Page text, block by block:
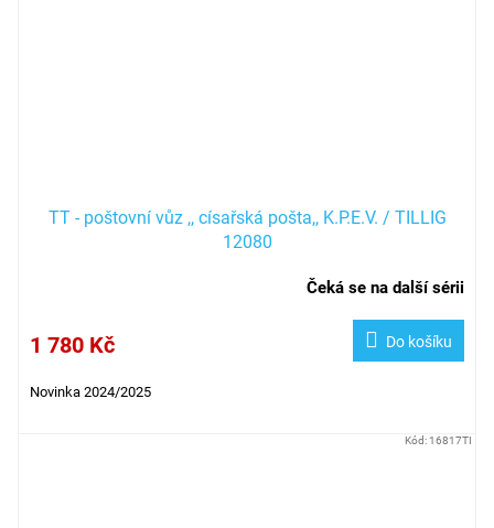
TT - poštovní vůz ,, císařská pošta,, K.P.E.V. / TILLIG
12080
Čeká se na další sérii
1 780 Kč Do košíku
Novinka 2024/2025
Kód: 16817TI